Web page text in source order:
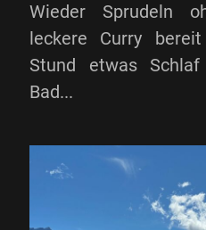
Wieder Sprudeln
leckere Curry
Stund etwas
Bad...